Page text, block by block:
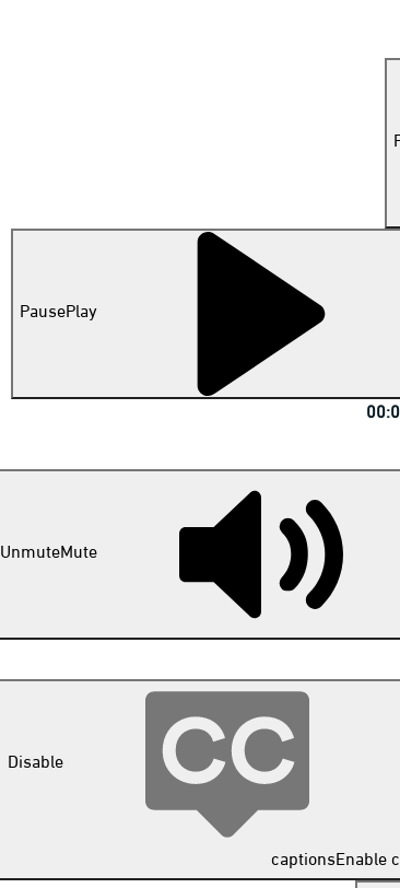
PausePlay
UnmuteMute
Disable
captionsEnable